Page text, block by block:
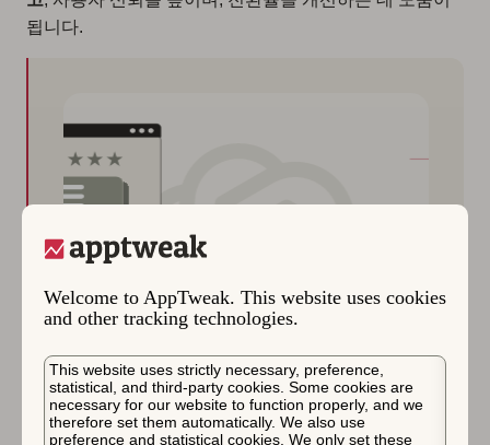
Welcome to AppTweak. This website uses cookies
and other tracking technologies.
This website uses strictly necessary, preference,
statistical, and third-party cookies. Some cookies are
necessary for our website to function properly, and we
therefore set them automatically. We also use
preference and statistical cookies. We only set these
됩니다.